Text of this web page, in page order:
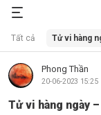
Tất cả Tử vi hàng
Phong Thần
20-06-2023 15:25
Tử vi hàng ngày